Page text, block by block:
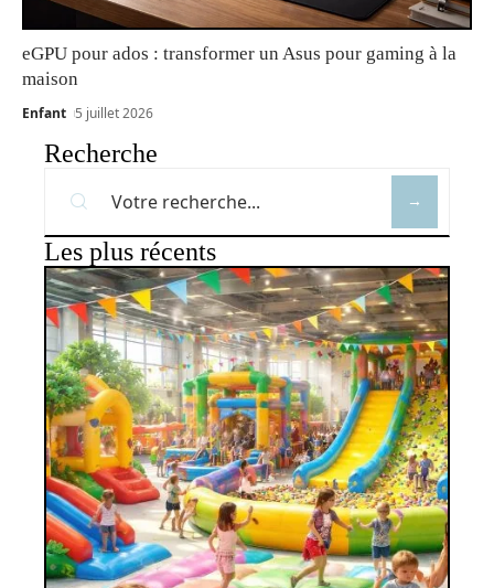
eGPU pour ados : transformer un Asus pour gaming à la
maison
Enfant 5 juillet 2026
Recherche
Les plus récents